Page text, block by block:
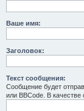
Ваше имя:
Заголовок:
Текст сообщения:
Сообщение будет
или BBCode. В качестве